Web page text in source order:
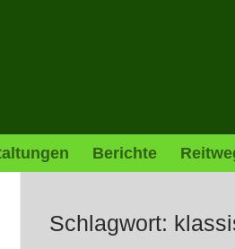
Berichte
Schlagwort: